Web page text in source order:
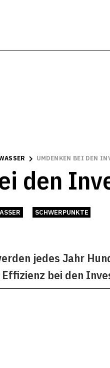
UMDENKEN BEI DEN
den
SCHWERPUNKTE
jedes Jahr
bei den